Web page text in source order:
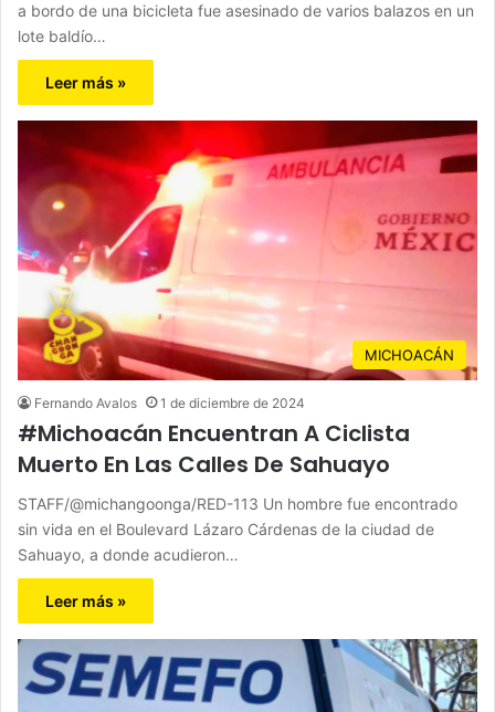
a bordo de una bicicleta fue asesinado de varios balazos en un
lote baldío…
Leer más »
MICHOACÁN
Fernando Avalos 1 de diciembre de 2024
#Michoacán Encuentran A Ciclista
Muerto En Las Calles De Sahuayo
STAFF/@michangoonga/RED-113 Un hombre fue encontrado
sin vida en el Boulevard Lázaro Cárdenas de la ciudad de
Sahuayo, a donde acudieron…
Leer más »